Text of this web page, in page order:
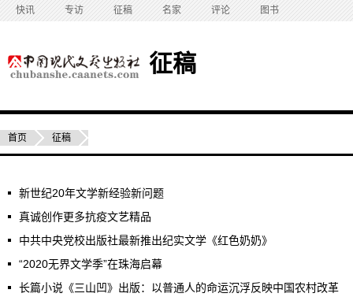
快讯 专访 征稿 名家 评论 图书
征稿
首页 征稿
新世纪20年文学新经验新问题
真诚创作更多抗疫文艺精品
中共中央党校出版社最新推出纪实文学《红色奶奶》
“2020无界文学季”在珠海启幕
长篇小说《三山凹》出版：以普通人的命运沉浮反映中国农村改革